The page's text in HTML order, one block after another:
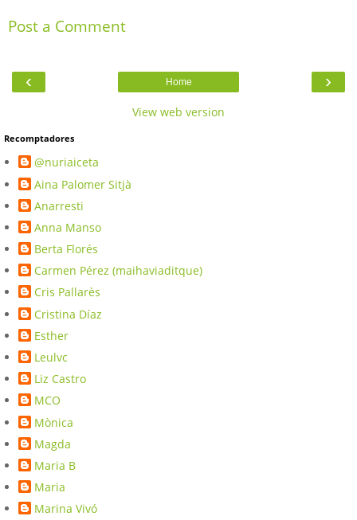
Post a Comment
‹ ›
Home
View web version
Recomptadores
@nuriaiceta
Aina Palomer Sitjà
Anarresti
Anna Manso
Berta Florés
Carmen Pérez (maihaviaditque)
Cris Pallarès
Cristina Díaz
Esther
Leulvc
Liz Castro
MCO
Mònica
Magda
Maria B
Maria
Marina Vivó